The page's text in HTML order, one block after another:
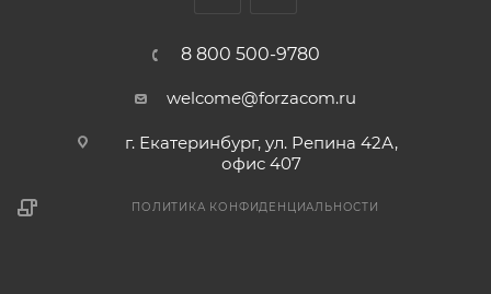
8 800 500-9780
welcome@forzacom.ru
г. Екатеринбург, ул. Репина 42А,
офис 407
ПОЛИТИКА КОНФИДЕНЦИАЛЬНОСТИ